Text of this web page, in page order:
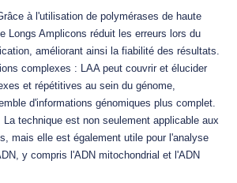
à l'utilisation de polymérases de haute
Longs Amplicons réduit les erreurs lors du
améliorant ainsi la fiabilité des résultats.
complexes : LAA peut couvrir et élucider
et répétitives au sein du génome,
d'informations génomiques plus complet.
technique est non seulement applicable aux
mais elle est également utile pour l'analyse
y compris l'ADN mitochondrial et l'ADN